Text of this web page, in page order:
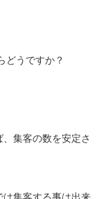
どうですか？
集客の数を安定さ